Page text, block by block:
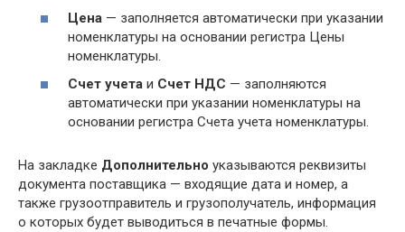
Цена — заполняется автоматически при указании
номенклатуры на основании регистра Цены
номенклатуры.
Счет учета и Счет НДС — заполняются
автоматически при указании номенклатуры на
основании регистра Счета учета номенклатуры.
На закладке Дополнительно указываются реквизиты
документа поставщика — входящие дата и номер, а
также грузоотправитель и грузополучатель, информация
о которых будет выводиться в печатные формы.